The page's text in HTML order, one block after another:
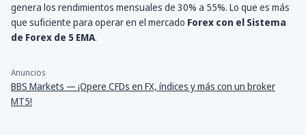
genera los rendimientos mensuales de 30% a 55%. Lo que es más
que suficiente para operar en el mercado Forex con el Sistema
de Forex de 5 EMA.
Anuncios
BBS Markets — ¡Opere CFDs en FX, índices y más con un broker
MT5!